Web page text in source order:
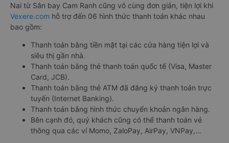
Nai từ Sân bay Cam Ranh cũng vô cùng đơn giản, tiện lợi khi
Vexere.com hỗ trợ đến 06 hình thức thanh toán khác nhau
bao gồm:
Thanh toán bằng tiền mặt tại các cửa hàng tiện lợi và
siêu thị gần nhà.
Thanh toán bằng thẻ thanh toán quốc tế (Visa, Master
Card, JCB).
Thanh toán bằng thẻ ATM đã đăng ký thanh toán trực
tuyến (Internet Banking).
Thanh toán bằng hình thức chuyển khoản ngân hàng.
Bên cạnh đó, quý khách cũng có thể thanh toán vé
thông qua các ví Momo, ZaloPay, AirPay, VNPay,…